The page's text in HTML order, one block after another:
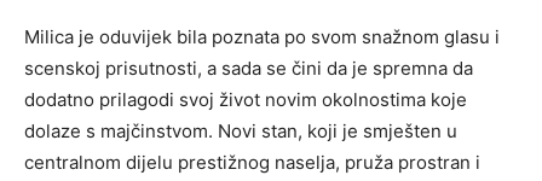
Milica je oduvijek bila poznata po svom snažnom glasu i
scenskoj prisutnosti, a sada se čini da je spremna da
dodatno prilagodi svoj život novim okolnostima koje
dolaze s majčinstvom. Novi stan, koji je smješten u
centralnom dijelu prestižnog naselja, pruža prostran i